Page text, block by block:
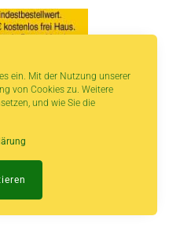
ein. Mit der Nutzung unserer
von Cookies zu. Weitere
und wie Sie die
Lieferzeiten für andere Länder
Versandinformationen.